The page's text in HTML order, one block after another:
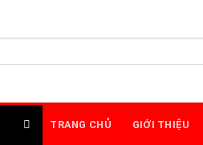
TRANG CHỦ GIỚI THIỆU